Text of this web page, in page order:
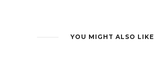
YOU MIGHT ALSO LIKE